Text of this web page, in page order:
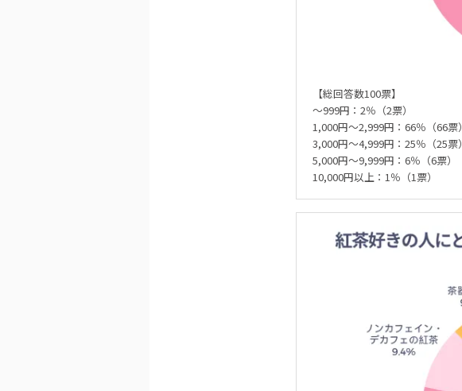
【総回答数100票】
～999円：2％（2票）
1,000円～2,999円：66％（66票）
3,000円～4,999円：25％（25票）
5,000円～9,999円：6％（6票）
10,000円以上：1％（1票）